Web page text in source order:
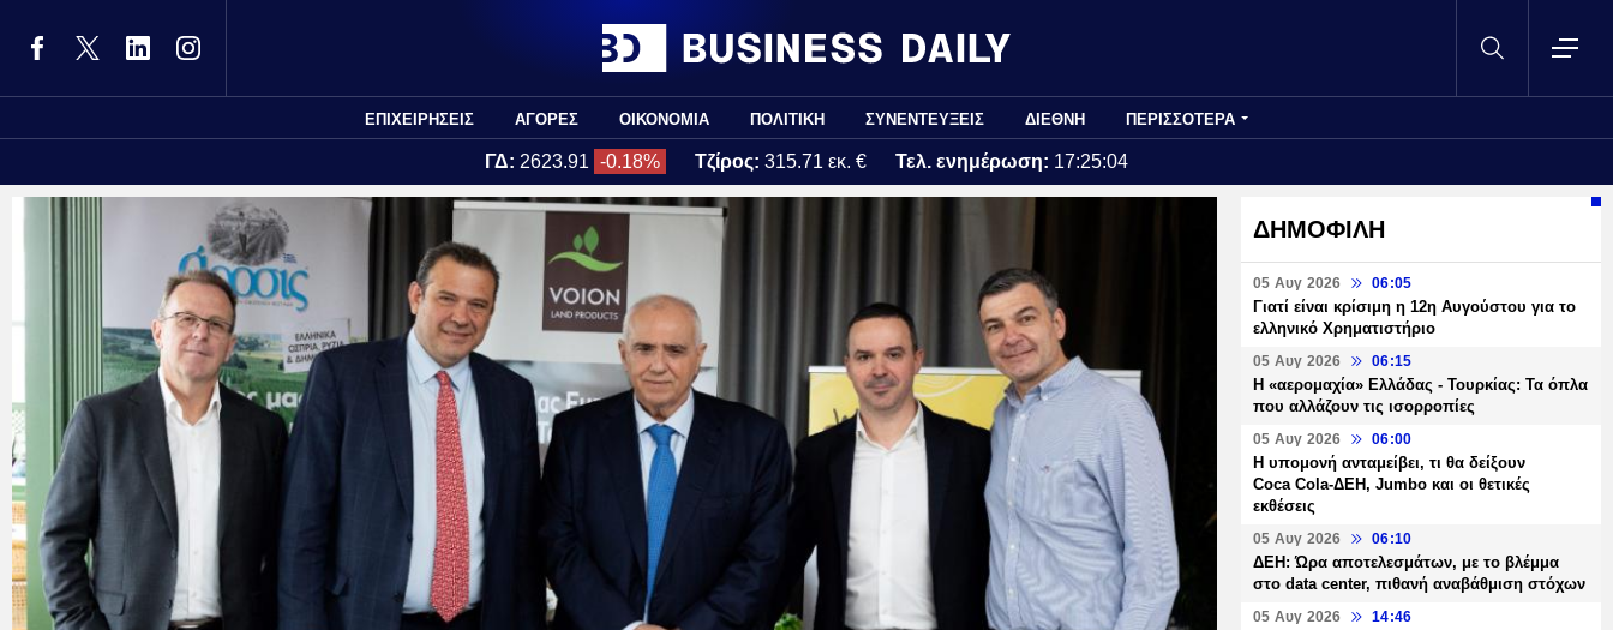
ΕΠΙΧΕΙΡΗΣΕΙΣ ΑΓΟΡΕΣ ΟΙΚΟΝΟΜΙΑ ΠΟΛΙΤΙΚΗ ΣΥΝΕΝΤΕΥΞΕΙΣ ΔΙΕΘΝΗ ΠΕΡΙΣΣΟΤΕΡΑ
ΓΔ: 2623.91 -0.18% Τζίρος: 315.71 εκ. € Τελ. ενημέρωση: 17:25:04
ΔΗΜΟΦΙΛΗ
05 Αυγ 2026 06:05
Γιατί είναι κρίσιμη η 12η Αυγούστου για το
ελληνικό Χρηματιστήριο
05 Αυγ 2026 06:15
Η «αερομαχία» Ελλάδας - Τουρκίας: Τα όπλα
που αλλάζουν τις ισορροπίες
05 Αυγ 2026 06:00
Η υπομονή ανταμείβει, τι θα δείξουν
Coca Cola-ΔΕΗ, Jumbo και οι θετικές
εκθέσεις
05 Αυγ 2026 06:10
ΔΕΗ: Ώρα αποτελεσμάτων, με το βλέμμα
στο data center, πιθανή αναβάθμιση στόχων
05 Αυγ 2026 14:46